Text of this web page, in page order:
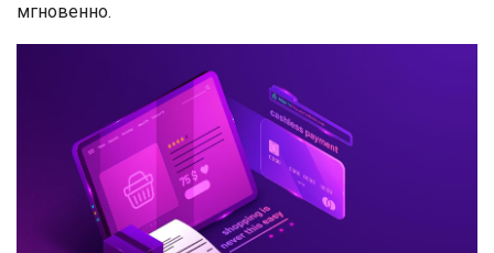
мгновенно.